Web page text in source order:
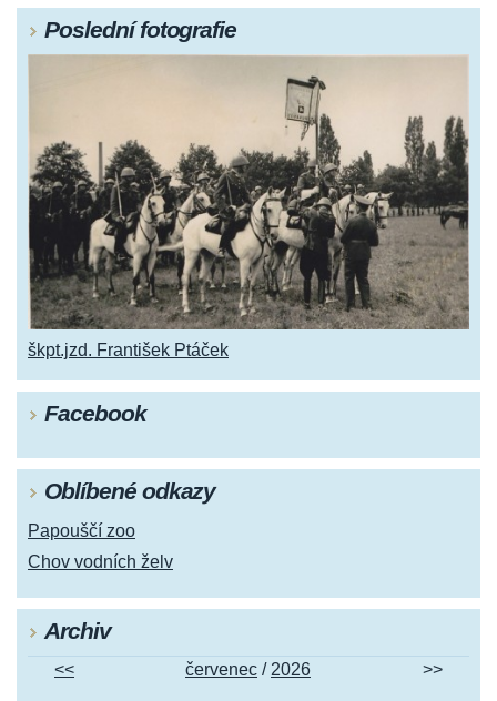
Poslední fotografie
škpt.jzd. František Ptáček
Facebook
Oblíbené odkazy
Papouščí zoo
Chov vodních želv
Archiv
<< červenec / 2026 >>